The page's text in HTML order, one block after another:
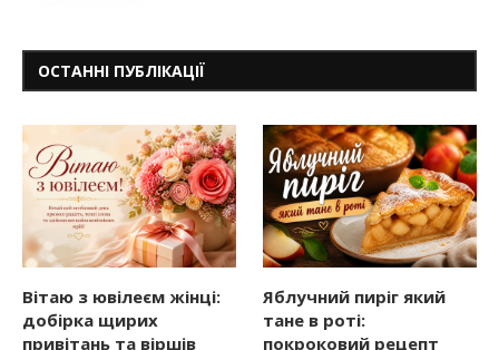
ОСТАННІ ПУБЛІКАЦІЇ
Вітаю з ювілеєм жінці:
добірка щирих
привітань та віршів
Яблучний пиріг який
тане в роті:
покроковий рецепт